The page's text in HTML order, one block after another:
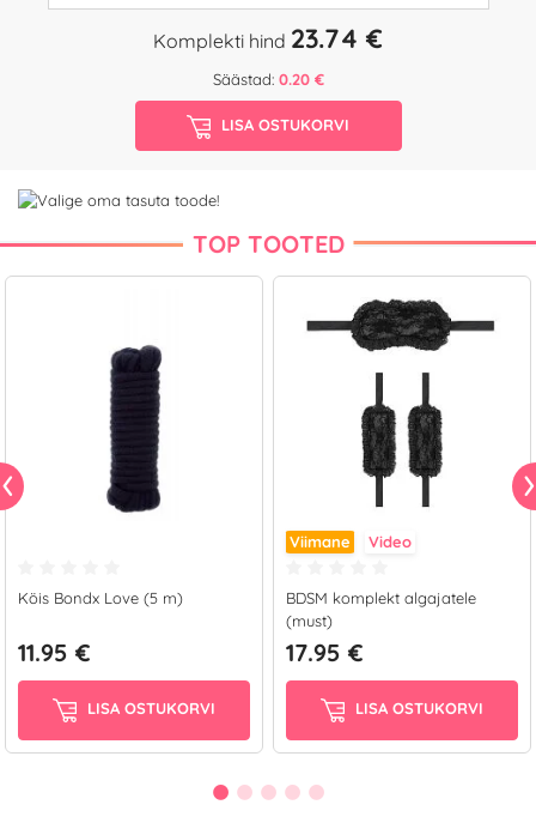
Komplekti hind 23.74 €
Säästad: 0.20 €
LISA OSTUKORVI
TOP TOOTED
Köis Bondx Love (5 m)
11.95 €
LISA OSTUKORVI
Viimane Video
BDSM komplekt algajatele
(must)
17.95 €
LISA OSTUKORVI